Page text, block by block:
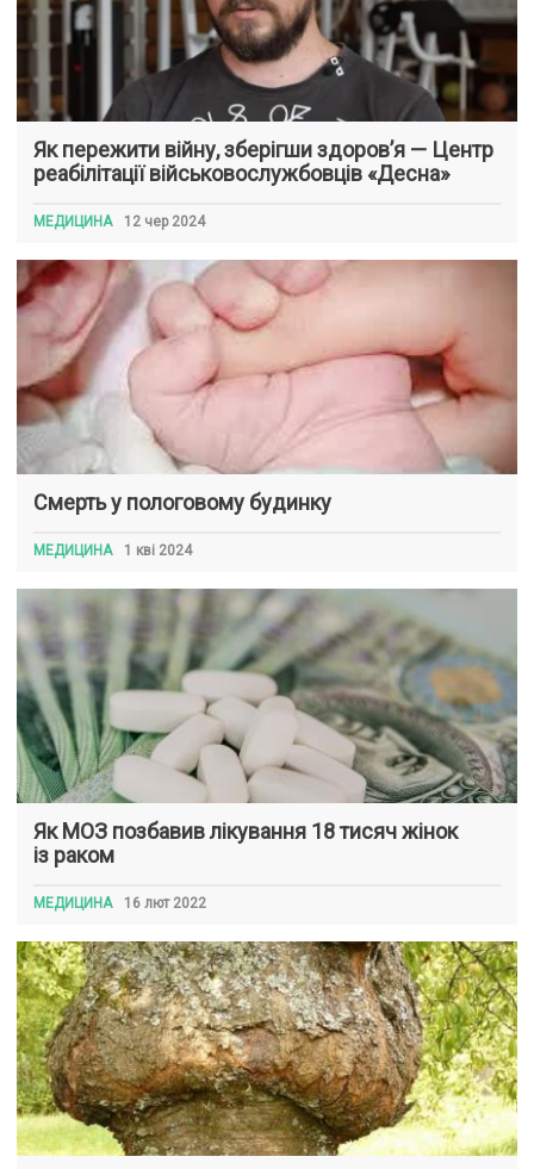
Як пережити війну, зберігши здоров’я — Центр
реабілітації військовослужбовців «Десна»
МЕДИЦИНА 12 чер 2024
Смерть у пологовому будинку
МЕДИЦИНА 1 кві 2024
Як МОЗ позбавив лікування 18 тисяч жінок
із раком
МЕДИЦИНА 16 лют 2022